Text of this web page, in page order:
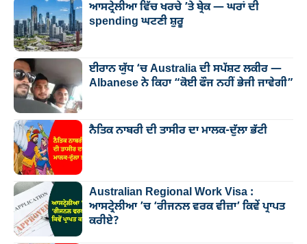
ਆਸਟ੍ਰੇਲੀਆ ਵਿੱਚ ਖਰਚੇ ’ਤੇ ਬ੍ਰੇਕ — ਘਰਾਂ ਦੀ
spending ਘਟਣੀ ਸ਼ੁਰੂ
ਈਰਾਨ ਯੁੱਧ ‘ਚ Australia ਦੀ ਸਪੱਸ਼ਟ ਲਕੀਰ —
Albanese ਨੇ ਕਿਹਾ “ਕੋਈ ਫੌਜ ਨਹੀਂ ਭੇਜੀ ਜਾਵੇਗੀ”
ਨੈਤਿਕ ਨਾਬਰੀ ਦੀ ਤਾਸੀਰ ਦਾ ਮਾਲਕ-ਦੁੱਲਾ ਭੱਟੀ
Australian Regional Work Visa :
ਆਸਟ੍ਰੇਲੀਆ ’ਚ ‘ਰੀਜਨਲ ਵਰਕ ਵੀਜ਼ਾ’ ਕਿਵੇਂ ਪ੍ਰਾਪਤ
ਕਰੀਏ?